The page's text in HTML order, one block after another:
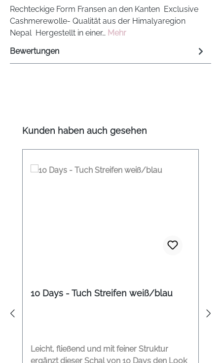
Rechteckige Form Fransen an den Kanten Exclusive
Cashmerewolle- Qualität aus der Himalyaregion
Nepal Hergestellt in einer… Mehr
Bewertungen
Produktgalerie überspringen
Kunden haben auch gesehen
10 Days - Tuch Streifen weiß/blau
Leicht, fließend und mit feiner Struktur
ergänzt dieser Schal von 10 Days den Look